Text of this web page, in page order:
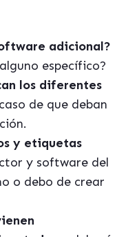
adicional?
específico?
los diferentes
de que deban
y etiquetas
y software del
o debo de crear